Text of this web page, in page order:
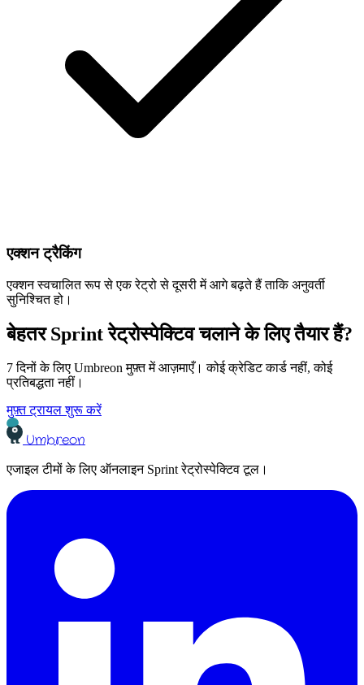
एक्शन ट्रैकिंग
एक्शन स्वचालित रूप से एक रेट्रो से दूसरी में आगे बढ़ते हैं ताकि अनुवर्ती
सुनिश्चित हो।
बेहतर Sprint रेट्रोस्पेक्टिव चलाने के लिए तैयार हैं?
7 दिनों के लिए Umbreon मुफ़्त में आज़माएँ। कोई क्रेडिट कार्ड नहीं, कोई
प्रतिबद्धता नहीं।
मुफ़्त ट्रायल शुरू करें
Umbreon
एजाइल टीमों के लिए ऑनलाइन Sprint रेट्रोस्पेक्टिव टूल।